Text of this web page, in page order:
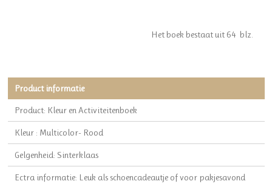
Het boek bestaat uit 64 blz.
Product informatie
Product: Kleur en Activiteitenboek
Kleur : Multicolor- Rood
Gelgenheid: Sinterklaas
Ectra informatie: Leuk als schoencadeautje of voor pakjesavond